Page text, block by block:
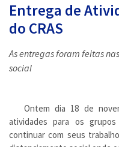
Entrega de
do CRAS
As entregas foram feitas
social
Ontem dia 18 de
atividades para os
continuar com seus